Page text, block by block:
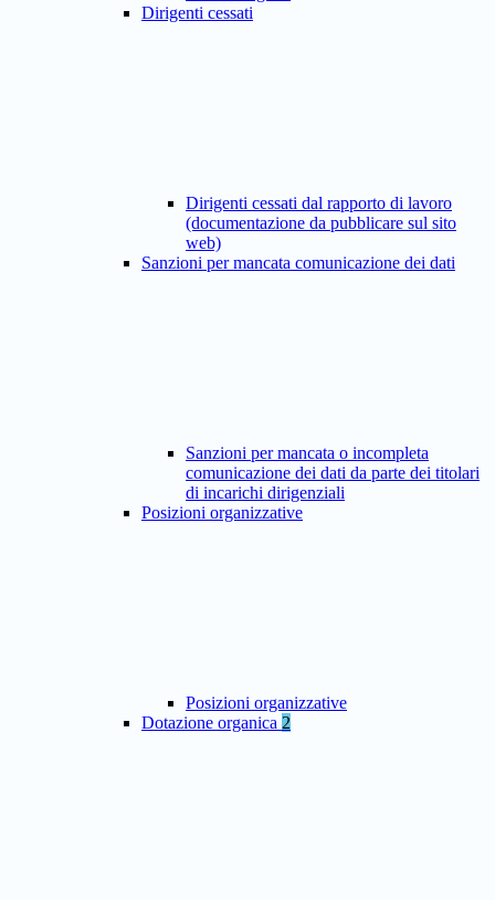
Dirigenti cessati
Dirigenti cessati dal rapporto di lavoro
(documentazione da pubblicare sul sito
web)
Sanzioni per mancata comunicazione dei dati
Sanzioni per mancata o incompleta
comunicazione dei dati da parte dei titolari
di incarichi dirigenziali
Posizioni organizzative
Posizioni organizzative
Dotazione organica 2